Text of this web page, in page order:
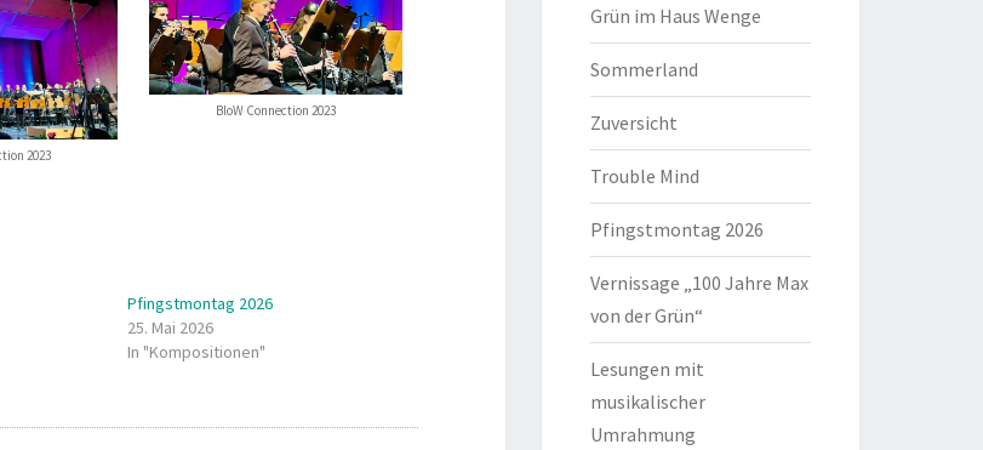
2023
BloW Connection 2023
Pfingstmontag 2026
25. Mai 2026
In "Kompositionen"
Grün im Haus Wenge
Sommerland
Zuversicht
Trouble Mind
Pfingstmontag 2026
Vernissage „100 Jahre Max
von der Grün“
Lesungen mit
musikalischer
Umrahmung